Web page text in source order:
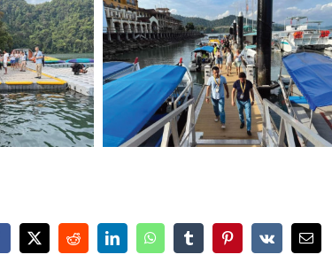
X RedditLinkedInWhatsAppTumblrPinterest
Vk Email